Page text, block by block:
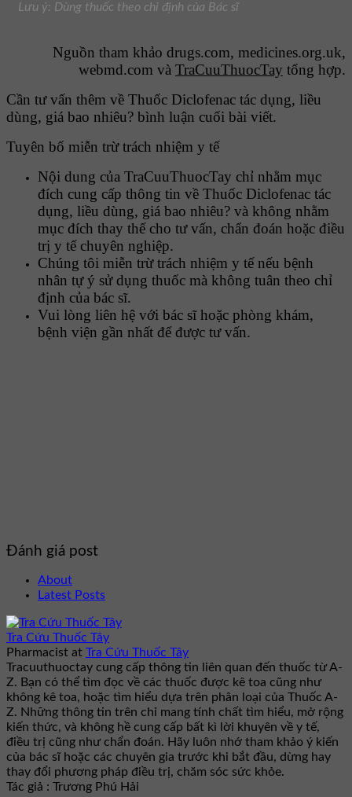
Lưu ý: Dùng thuốc theo chỉ định của Bác sĩ
Nguồn tham khảo drugs.com, medicines.org.uk,
webmd.com và TraCuuThuocTay tổng hợp.
Cần tư vấn thêm về Thuốc Diclofenac tác dụng, liều
dùng, giá bao nhiêu? bình luận cuối bài viết.
Tuyên bố miễn trừ trách nhiệm y tế
Nội dung của TraCuuThuocTay chỉ nhằm mục
đích cung cấp thông tin về Thuốc Diclofenac tác
dụng, liều dùng, giá bao nhiêu? và không nhằm
mục đích thay thế cho tư vấn, chẩn đoán hoặc điều
trị y tế chuyên nghiệp.
Chúng tôi miễn trừ trách nhiệm y tế nếu bệnh
nhân tự ý sử dụng thuốc mà không tuân theo chỉ
định của bác sĩ.
Vui lòng liên hệ với bác sĩ hoặc phòng khám,
bệnh viện gần nhất để được tư vấn.
Đánh giá post
About
Latest Posts
Tra Cứu Thuốc Tây
Pharmacist at Tra Cứu Thuốc Tây
Tracuuthuoctay cung cấp thông tin liên quan đến thuốc từ A-
Z. Bạn có thể tìm đọc về các thuốc được kê toa cũng như
không kê toa, hoặc tìm hiểu dựa trên phân loại của Thuốc A-
Z. Những thông tin trên chỉ mang tính chất tìm hiểu, mở rộng
kiến thức, và không hề cung cấp bất kì lời khuyên về y tế,
điều trị cũng như chẩn đoán. Hãy luôn nhớ tham khảo ý kiến
của bác sĩ hoặc các chuyên gia trước khi bắt đầu, dừng hay
thay đổi phương pháp điều trị, chăm sóc sức khỏe.
Tác giả : Trương Phú Hải